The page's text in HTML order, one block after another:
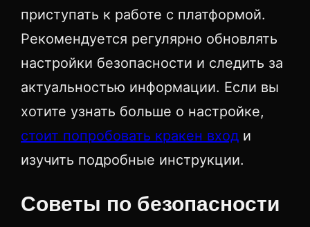
приступать к работе с платформой.
Рекомендуется регулярно обновлять
настройки безопасности и следить за
актуальностью информации. Если вы
хотите узнать больше о настройке,
стоит попробовать кракен вход и
изучить подробные инструкции.
Советы по безопасности